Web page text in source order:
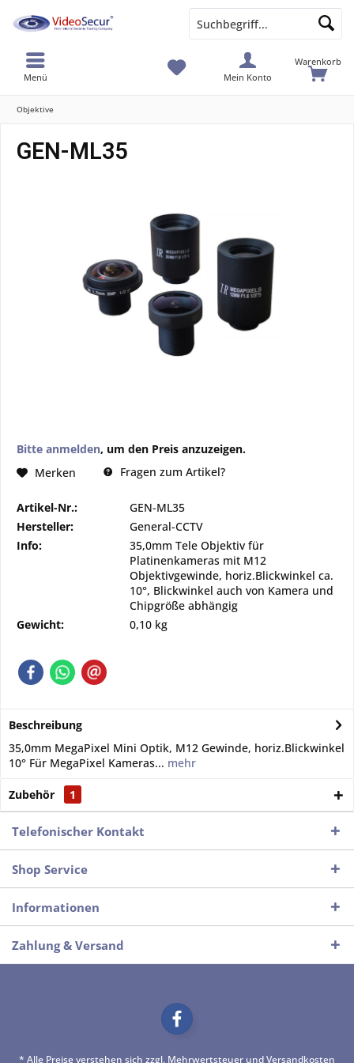
Warenkorb
Mein Konto
Menü
Objektive
GEN-ML35
Bitte anmelden, um den Preis anzuzeigen.
Merken
Fragen zum Artikel?
Artikel-Nr.:
GEN-ML35
Hersteller:
General-CCTV
Info:
35,0mm Tele Objektiv für
Platinenkameras mit M12
Objektivgewinde, horiz.Blickwinkel ca.
10°, Blickwinkel auch von Kamera und
Chipgröße abhängig
Gewicht:
0,10 kg
Beschreibung
35,0mm MegaPixel Mini Optik, M12 Gewinde, horiz.Blickwinkel
10° Für MegaPixel Kameras... mehr
Zubehör 1
Telefonischer Kontakt
Shop Service
Informationen
Zahlung & Versand
* Alle Preise verstehen sich zzgl. Mehrwertsteuer undVersandkosten